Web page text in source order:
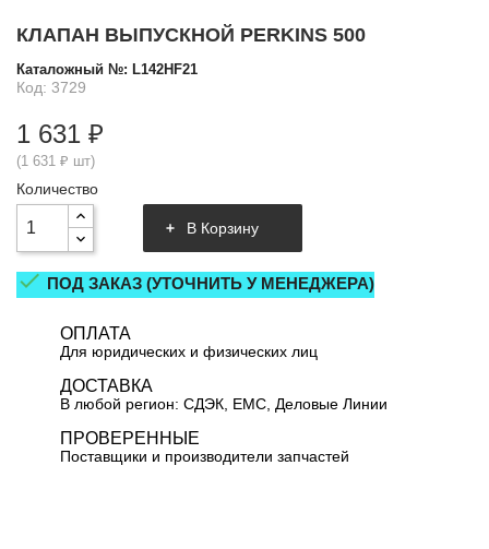
КЛАПАН ВЫПУСКНОЙ PERKINS 500
Каталожный №: L142HF21
Код: 3729
1 631 ₽
(1 631 ₽ шт)
Количество
В Корзину
 ПОД ЗАКАЗ (УТОЧНИТЬ У МЕНЕДЖЕРА)
ОПЛАТА
Для юридических и физических лиц
ДОСТАВКА
В любой регион: СДЭК, ЕМС, Деловые Линии
ПРОВЕРЕННЫЕ
Поставщики и производители запчастей